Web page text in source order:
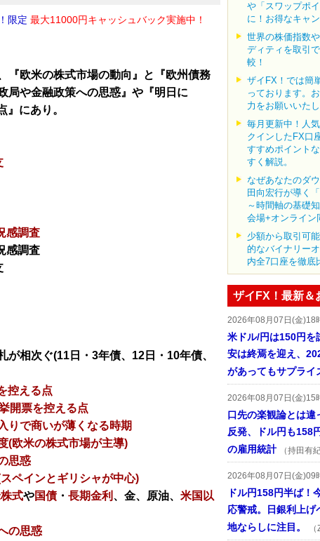
限定 最大11000円キャッシュバック実施中！
『欧米の株式市場の動向』と『欧州債務
局や金融政策への思惑』や『明日に
』にあり。
感調査
感調査
が相次ぐ(11日・3年債、12日・10年債、
控える点
開票を控える点
りで商いが薄くなる時期
(欧米の株式市場が主導)
思惑
ペインとギリシャが中心)
式や国債・ 長期金利 、金、原油、 米国以
の思惑
や「スワップポ
に！お得なキャ
世界の株価指数
ディティを取引
較！
ザイFX！では簡
っております。
力をお願いいたし
毎月更新中！人
クインしたFX口
すすめポイント
すく解説。
なぜあなたのダ
田向宏行が導く
～時間軸の基礎
会場+オンライン
少額から取引可
的なバイナリー
内全7口座を徹底
ザイFX！最新＆
2026年08月07日(金)18
米ドル/円は150円を
安は終焉を迎え、
があってもサプラ
2026年08月07日(金)15
口先の楽観論とは違
反発、ドル円も158
の雇用統計
（持田有
2026年08月07日(金)09
ドル円158円半ば
応警戒。日銀利上
地ならしに注目。